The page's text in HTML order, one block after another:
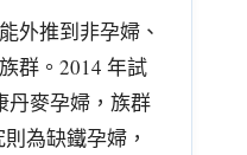
外推到非孕婦、
群。2014 年試
丹麥孕婦，族群
為缺鐵孕婦，